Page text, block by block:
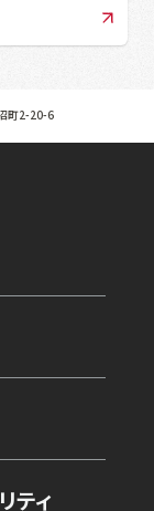
町2-20-6
ティ